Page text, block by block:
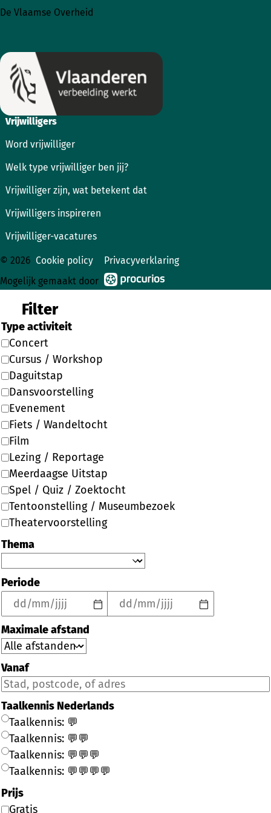
InstagramFacebook
Vrijwilligers
Word vrijwilliger
Welk type vrijwilliger ben jij?
Vrijwilliger zijn, wat betekent dat
Vrijwilligers inspireren
Vrijwilliger-vacatures
De Vlaamse Overheid
© 2026 Cookie policy
Privacyverklaring
Mogelijk gemaakt door
Filter
Type activiteit
Concert
Cursus / Workshop
Daguitstap
Dansvoorstelling
Evenement
Fiets / Wandeltocht
Film
Lezing / Reportage
Meerdaagse Uitstap
Spel / Quiz / Zoektocht
Tentoonstelling / Museumbezoek
Theatervoorstelling
Thema
Periode
Maximale afstand
Vanaf
Taalkennis Nederlands
Taalkennis: 💬
Taalkennis: 💬💬
Taalkennis: 💬💬💬
Taalkennis: 💬💬💬💬
Prijs
Gratis